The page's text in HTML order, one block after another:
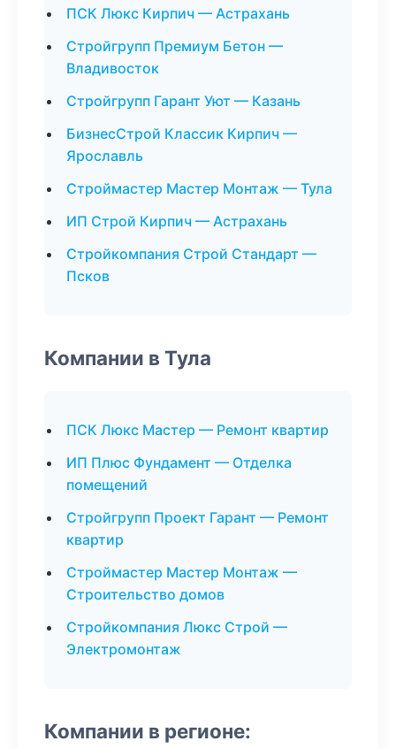
ПСК Люкс Кирпич — Астрахань
Стройгрупп Премиум Бетон —
Владивосток
Стройгрупп Гарант Уют — Казань
БизнесСтрой Классик Кирпич —
Ярославль
Строймастер Мастер Монтаж — Тула
ИП Строй Кирпич — Астрахань
Стройкомпания Строй Стандарт —
Псков
Компании в Тула
ПСК Люкс Мастер — Ремонт квартир
ИП Плюс Фундамент — Отделка
помещений
Стройгрупп Проект Гарант — Ремонт
квартир
Строймастер Мастер Монтаж —
Строительство домов
Стройкомпания Люкс Строй —
Электромонтаж
Компании в регионе: